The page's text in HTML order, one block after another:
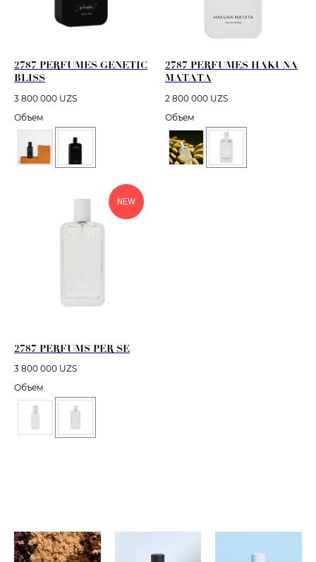
2787 PERFUMES GENETIC
BLISS
3 800 000 UZS
Объем
2787 PERFUMES HAKUNA
MATATA
2 800 000 UZS
Объем
NEW
2787 PERFUMS PER SE
3 800 000 UZS
Объем